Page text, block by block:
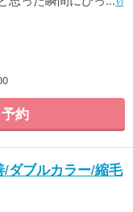
約
ダブルカラー/縮毛